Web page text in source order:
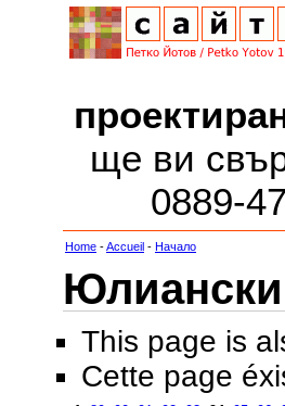
ще ви
0889-
Home -Accueil - Начало
Юлиански
This page is
Cette page